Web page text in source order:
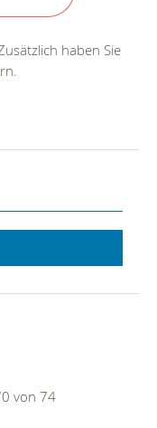
haben Sie
von 74